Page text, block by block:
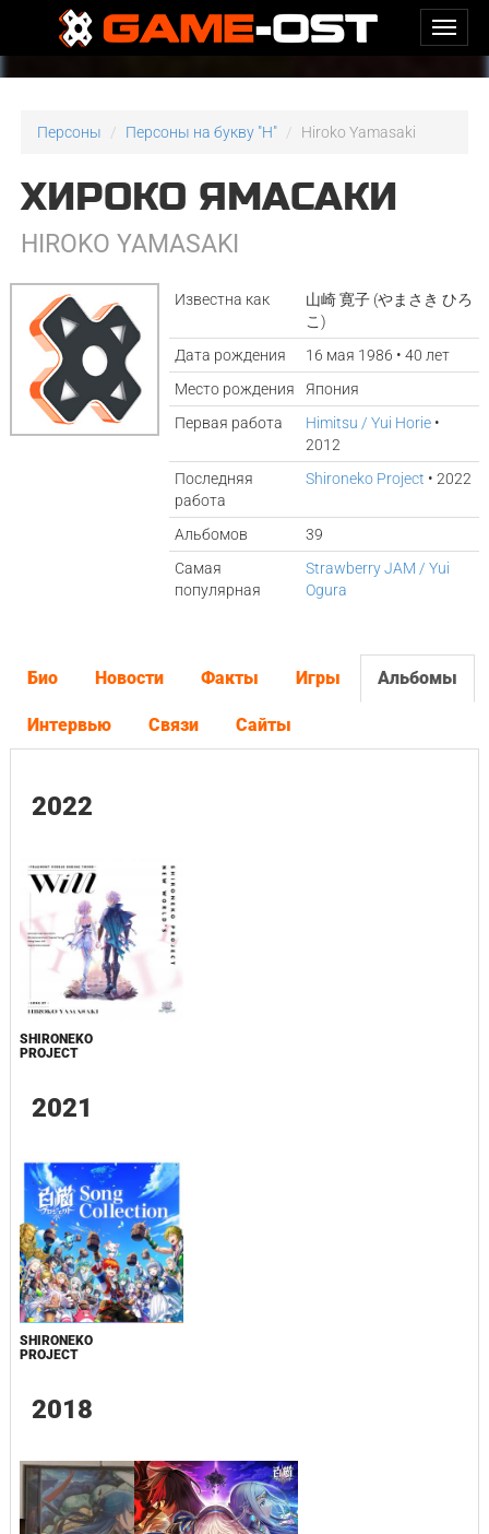
Персоны Персоны на букву "H" Hiroko Yamasaki
ХИРОКО ЯМАСАКИ
HIROKO YAMASAKI
Известна как
山崎 寛子 (やまさき ひろ
こ)
Дата рождения
16 мая 1986 • 40 лет
Место рождения
Япония
Первая работа
Himitsu / Yui Horie •
2012
Последняя
работа
Shironeko Project • 2022
Альбомов
39
Самая
популярная
Strawberry JAM / Yui
Ogura
Био Новости Факты Игры Альбомы
Интервью Связи Сайты
2022
SHIRONEKO
PROJECT
2021
SHIRONEKO
PROJECT
2018